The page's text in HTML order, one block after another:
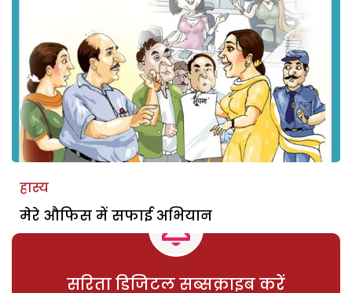
हास्य
मेरे औफिस में सफाई अभियान
सरिता डिजिटल सब्सक्राइब करें